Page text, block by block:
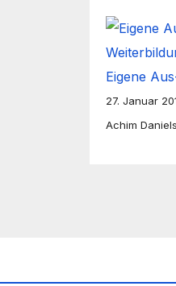
Eigene
27. Januar
Achim Daniels